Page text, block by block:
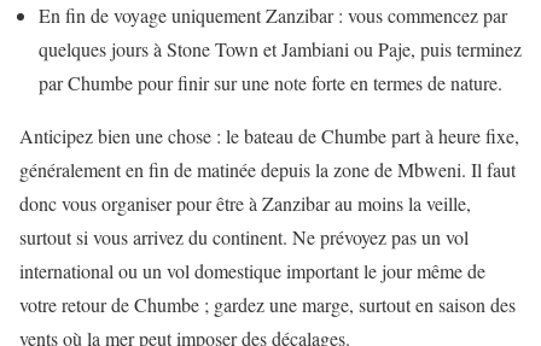
En fin de voyage uniquement Zanzibar : vous commencez par
quelques jours à Stone Town et Jambiani ou Paje, puis terminez
par Chumbe pour finir sur une note forte en termes de nature.
Anticipez bien une chose : le bateau de Chumbe part à heure fixe,
généralement en fin de matinée depuis la zone de Mbweni. Il faut
donc vous organiser pour être à Zanzibar au moins la veille,
surtout si vous arrivez du continent. Ne prévoyez pas un vol
international ou un vol domestique important le jour même de
votre retour de Chumbe ; gardez une marge, surtout en saison des
vents où la mer peut imposer des décalages.